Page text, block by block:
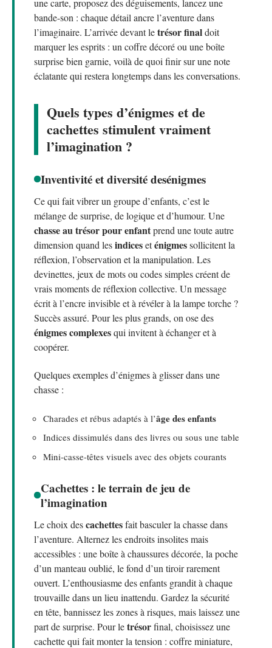
bande-son : chaque détail ancre l’aventure dans
l’imaginaire. L’arrivée devant letrésor finaldoit
marquer les esprits : un coffre décoré ou une boîte
surprise bien garnie, voilà de quoi finir sur une note
éclatante qui restera longtemps dans les conversations.
Quels types d’énigmes et de
cachettes stimulent vraiment
l’imagination ?
Inventivité et diversité desénigmes
Ce qui fait vibrer un groupe d’enfants, c’est le
mélange de surprise, de logique et d’humour. Une
chasse au trésor pour enfantprend une toute autre
dimension quand lesindiceseténigmessollicitent la
réflexion, l’observation et la manipulation. Les
devinettes, jeux de mots ou codes simples créent de
vrais moments de réflexion collective. Un message
écrit à l’encre invisible et à révéler à la lampe torche ?
Succès assuré. Pour les plus grands, on ose des
énigmes complexesqui invitent à échanger et à
coopérer.
Quelques exemples d’énigmes à glisser dans une
chasse :
Charades et rébus adaptés à l’âge des enfants
Indices dissimulés dans des livres ou sous une table
Mini-casse-têtes visuels avec des objets courants
Cachettes : le terrain de jeu de
l’imagination
Le choix descachettesfait basculer la chasse dans
l’aventure. Alternez les endroits insolites mais
accessibles : une boîte à chaussures décorée, la poche
d’un manteau oublié, le fond d’un tiroir rarement
ouvert. L’enthousiasme des enfants grandit à chaque
trouvaille dans un lieu inattendu. Gardez la sécurité
en tête, bannissez les zones à risques, mais laissez une
part de surprise. Pour letrésorfinal, choisissez une
cachette qui fait monter la tension : coffre miniature,